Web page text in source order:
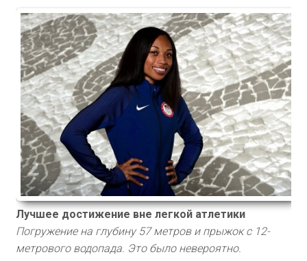
Лучшее достижение вне легкой атлетики
Погружение на глубину 57 метров и прыжок с 12-
метрового водопада. Это было невероятно.